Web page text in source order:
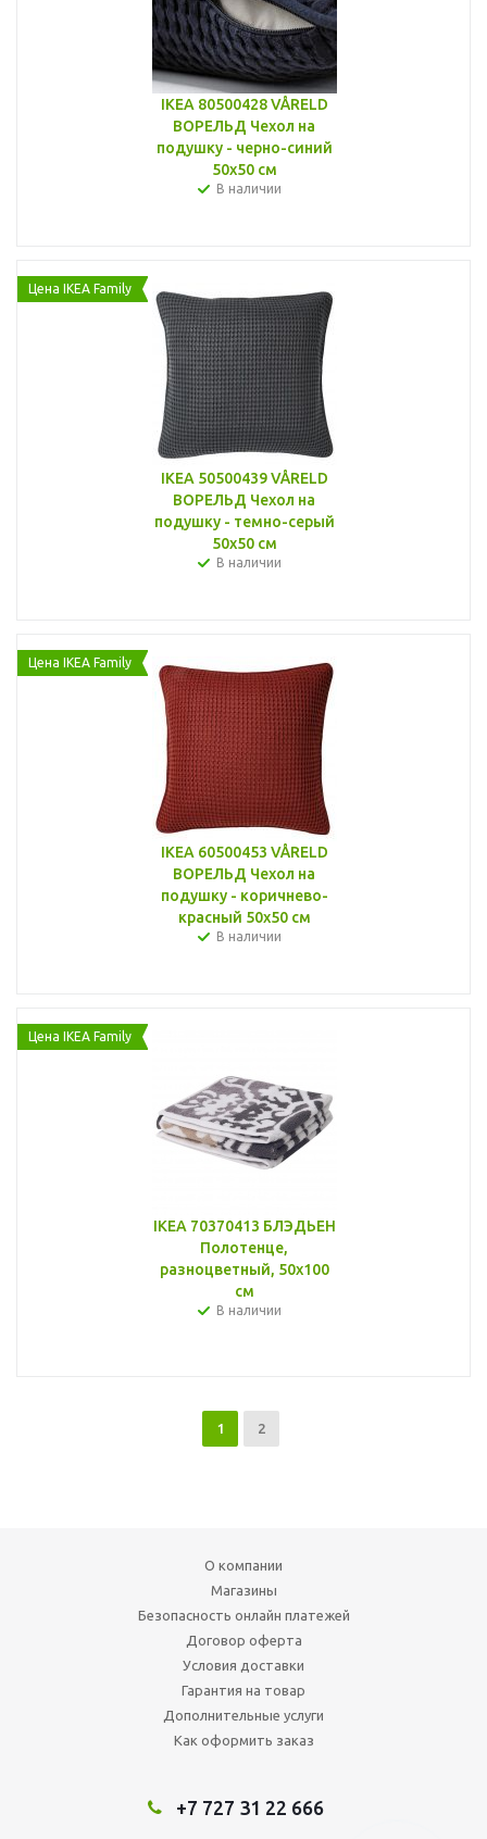
IKEA 80500428 VÅRELD
ВОРЕЛЬД Чехол на
подушку - черно-синий
50x50 см
В наличии
Цена IKEA Family
IKEA 50500439 VÅRELD
ВОРЕЛЬД Чехол на
подушку - темно-серый
50x50 см
В наличии
Цена IKEA Family
IKEA 60500453 VÅRELD
ВОРЕЛЬД Чехол на
подушку - коричнево-
красный 50x50 см
В наличии
Цена IKEA Family
IKEA 70370413 БЛЭДЬЕН
Полотенце,
разноцветный, 50x100
см
В наличии
1 2
О компании
Магазины
Безопасность онлайн платежей
Договор оферта
Условия доставки
Гарантия на товар
Дополнительные услуги
Как оформить заказ
+7 727 31 22 666